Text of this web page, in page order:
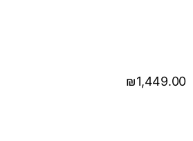
₪1,449.00